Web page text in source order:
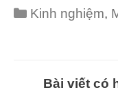
Categories
Kinh nghiệm,
Bài viết có